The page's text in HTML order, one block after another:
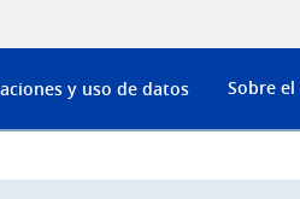
y uso de datos Sobre